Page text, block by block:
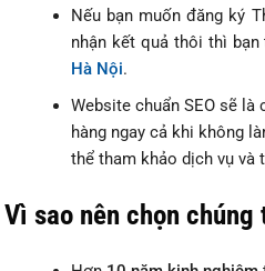
Nếu bạn muốn đăng ký
nhận kết quả thôi thì
Hà Nội.
Website chuẩn SEO sẽ là
hàng ngay cả khi không
thể tham khảo dịch vụ và
sao nên chọn chúng